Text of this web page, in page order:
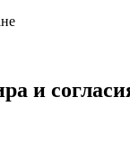
и